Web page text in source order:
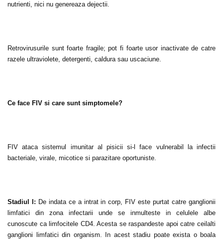
nutrienti, nici nu genereaza dejectii.
Retrovirusurile sunt foarte fragile; pot fi foarte usor inactivate de catre
razele ultraviolete, detergenti, caldura sau uscaciune.
Ce face FIV si care sunt simptomele?
FIV ataca sistemul imunitar al pisicii si-l face vulnerabil la infectii
bacteriale, virale, micotice si parazitare oportuniste.
Stadiul I: De indata ce a intrat in corp, FIV este purtat catre ganglionii
limfatici din zona infectarii unde se inmulteste in celulele albe
cunoscute ca limfocitele CD4. Acesta se raspandeste apoi catre ceilalti
ganglioni limfatici din organism. In acest stadiu poate exista o boala